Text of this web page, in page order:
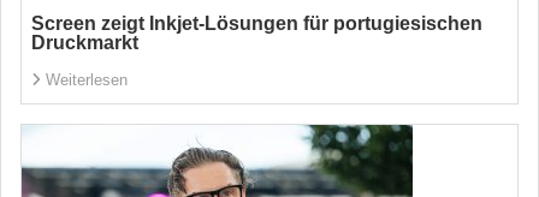
Screen zeigt Inkjet-Lösungen für portugiesischen
Druckmarkt
Weiterlesen